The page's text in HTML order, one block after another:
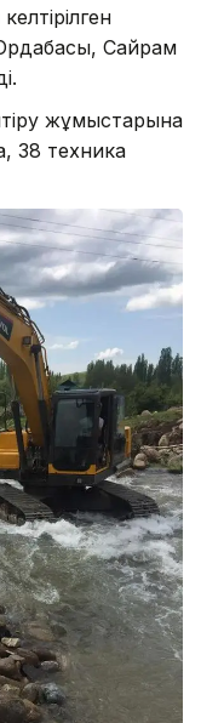
Сайрам
жұмыстарына
38 техника